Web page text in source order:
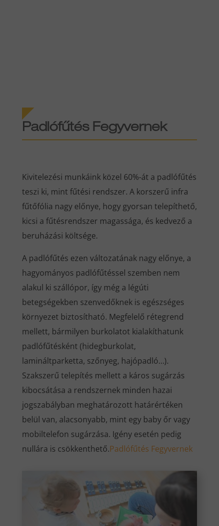
Padlófűtés Fegyvernek
Kivitelezési munkáink közel 60%-át a padlófűtés
teszi ki, mint fűtési rendszer. A korszerű infra
fűtőfólia nagy előnye, hogy gyorsan telepíthető,
kicsi a fűtésrendszer magassága, és kedvező a
beruházási költsége.
A padlófűtés ezen változatának nagy előnye, a
hagyományos padlófűtéssel szemben nem
alakul ki szállópor, így még a légúti
betegségekben szenvedőknek is egészséges
környezet biztosítható. Megfelelő rétegrend
mellett, bármilyen burkolatot kialakíthatunk
padlófűtésként (hidegburkolat,
lamináltparketta, szőnyeg, hajópadló…).
Szakszerű telepítés mellett a káros sugárzás
kibocsátása a rendszernek minden hazai
jogszabályban meghatározott határértéken
belül van, alacsonyabb, mint egy baby őr vagy
mobiltelefon sugárzása. Igény esetén pedig
nullára is csökkenthető.Padlófűtés Fegyvernek